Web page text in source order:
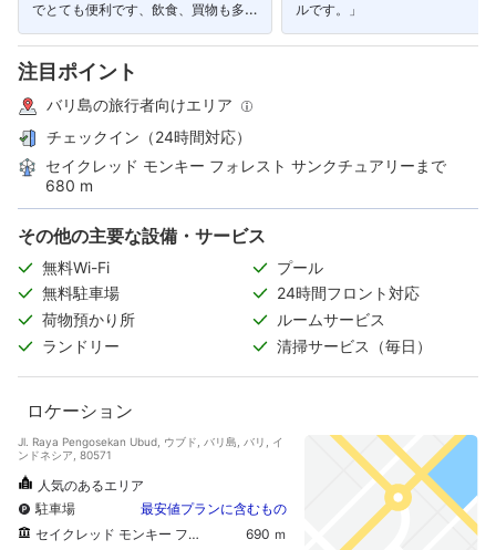
でとても便利です、飲食、買物も多く
あります。」
ルです。」
注目ポイント
バリ島の旅行者向けエリア
チェックイン（24時間対応）
セイクレッド モンキー フォレスト サンクチュアリーまで
680 m
その他の主要な設備・サービス
無料Wi-Fi
プール
無料駐車場
24時間フロント対応
荷物預かり所
ルームサービス
ランドリー
清掃サービス（毎日）
ロケーション
Jl. Raya Pengosekan Ubud, ウブド, バリ島, バリ, イ
ンドネシア, 80571
人気のあるエリア
駐車場
最安値プランに含むもの
セイクレッド モンキー フォレスト サンクチュアリー
690 ｍ